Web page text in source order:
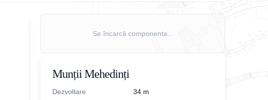
Se încarcă componenta...
Munții Mehedinți
Dezvoltare 34 m